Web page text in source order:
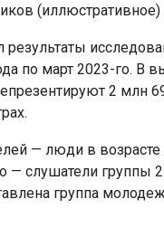
(иллюстративное)
по март 2023-го. В
2 млн
— люди в
— слушатели
группа